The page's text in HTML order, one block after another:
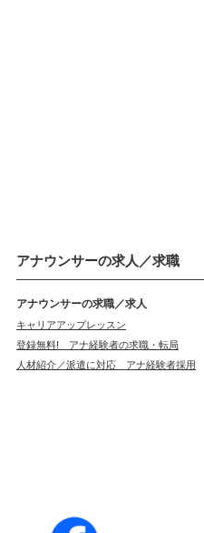
アナウンサーの求人／求職
アナウンサーの求職／求人
キャリアアップレッスン
登録無料! アナ経験者の求職・転局
人材紹介／派遣に対応 アナ経験者採用